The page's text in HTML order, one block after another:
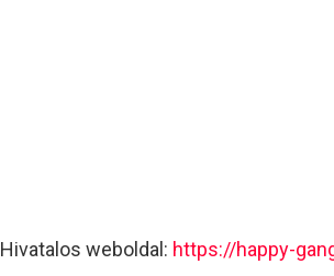
Hivatalos weboldal: https://happy-